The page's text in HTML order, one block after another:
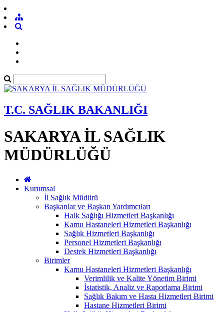
T.C. SAĞLIK BAKANLIĞI
SAKARYA İL SAĞLIK
MÜDÜRLÜĞÜ
Kurumsal
İl Sağlık Müdürü
Başkanlar ve Başkan Yardımcıları
Halk Sağlığı Hizmetleri Başkanlığı
Kamu Hastaneleri Hizmetleri Başkanlığı
Sağlık Hizmetleri Başkanlığı
Personel Hizmetleri Başkanlığı
Destek Hizmetleri Başkanlığı
Birimler
Kamu Hastaneleri Hizmetleri Başkanlığı
Verimlilik ve Kalite Yönetim Birimi
İstatistik, Analiz ve Raporlama Birimi
Sağlık Bakım ve Hasta Hizmetleri Birimi
Hastane Hizmetleri Birimi